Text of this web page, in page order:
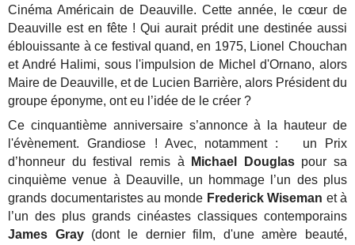
Cinéma Américain de Deauville. Cette année, le cœur de
Deauville est en fête ! Qui aurait prédit une destinée aussi
éblouissante à ce festival quand, en 1975, Lionel Chouchan
et André Halimi, sous l'impulsion de Michel d'Ornano, alors
Maire de Deauville, et de Lucien Barrière, alors Président du
groupe éponyme, ont eu l’idée de le créer ?
Ce cinquantième anniversaire s’annonce à la hauteur de
l'évènement. Grandiose ! Avec, notamment :
un Prix
d’honneur du festival remis à
Michael Douglaspour sa
cinquième venue à Deauville, un hommage l’un des plus
grands documentaristes au monde Frederick Wiseman et à
l’un des plus grands cinéastes classiques contemporains
James Gray (dont le dernier film, d'une amère beauté,